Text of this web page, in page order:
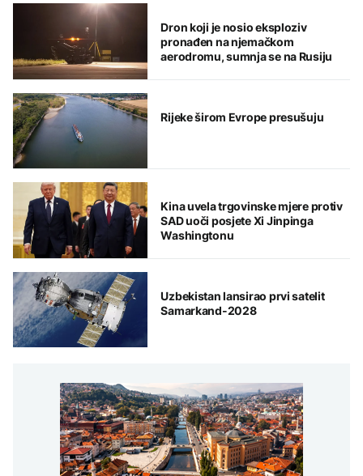
Dron koji je nosio eksploziv
pronađen na njemačkom
aerodromu, sumnja se na Rusiju
Rijeke širom Evrope presušuju
Kina uvela trgovinske mjere protiv
SAD uoči posjete Xi Jinpinga
Washingtonu
Uzbekistan lansirao prvi satelit
Samarkand-2028